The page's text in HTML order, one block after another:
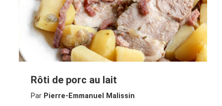
Rôti de porc au lait
Par Pierre-Emmanuel Malissin